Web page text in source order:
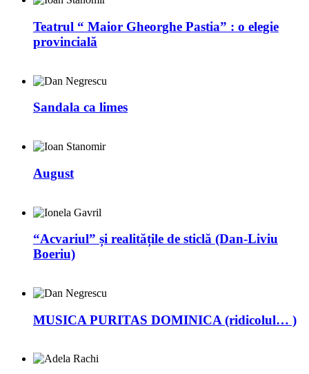
Teatrul “ Maior Gheorghe Pastia” : o elegie
provincială
Sandala ca limes
August
“Acvariul” și realitățile de sticlă (Dan-Liviu
Boeriu)
MUSICA PURITAS DOMINICA (ridicolul… )